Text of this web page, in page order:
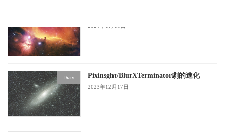
2024年1月18日
Diary Pixinsght/BlurXTerminator劇的進化
2023年12月17日